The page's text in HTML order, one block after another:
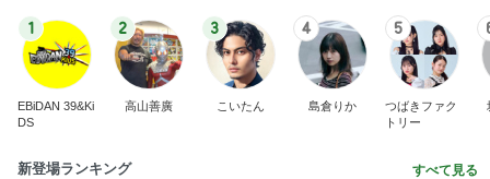
1
EBiDAN 39&Ki
DS
2
高山善廣
3
こいたん
4
島倉りか
5
つばきファク
トリー
新登場ランキング すべて見る